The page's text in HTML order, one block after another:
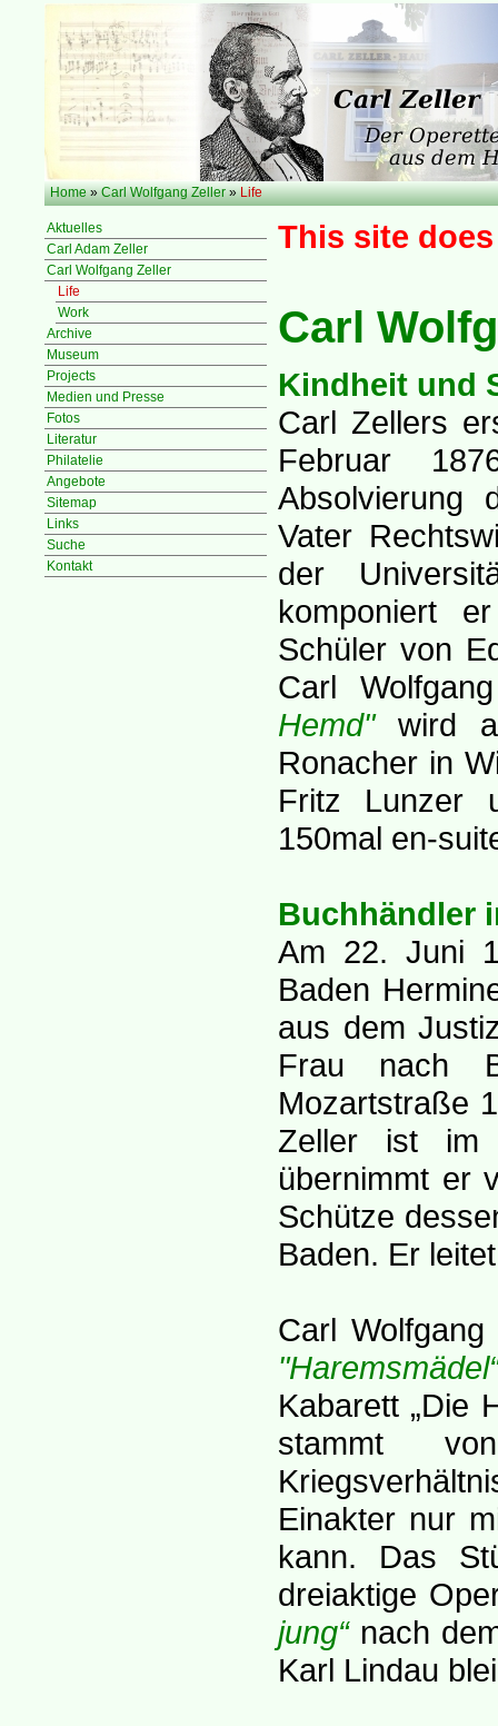
Home »Carl Wolfgang Zeller »Life
Aktuelles
Carl Adam Zeller
Carl Wolfgang Zeller
Life
Work
Archive
Museum
Projects
Medien und Presse
Fotos
Literatur
Philatelie
Angebote
Sitemap
Links
Suche
Kontakt
This site
Carl
Kindheit und
Carl Zellers
Februar
Absolvierung
Vater
der
komponiert
Schüler von
Carl
Hemd"wird
Ronacher in
Fritz Lunzer
150mal en-
Buchhändler
Am 22. Juni
Baden
aus dem
Frau nach
Mozartstraße
Zeller ist im
übernimmt er
Schütze
Baden. Er
Carl
Kabarett „Die
stammt
Einakter nur
kann. Das
dreiaktige
jung“nach
Karl Lindau